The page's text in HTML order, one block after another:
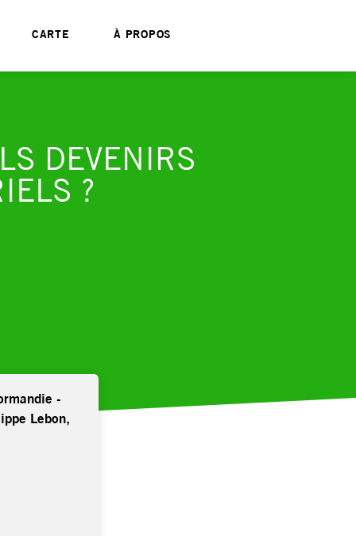
CARTE À PROPOS
DEVENIRS
?
-
Lebon,